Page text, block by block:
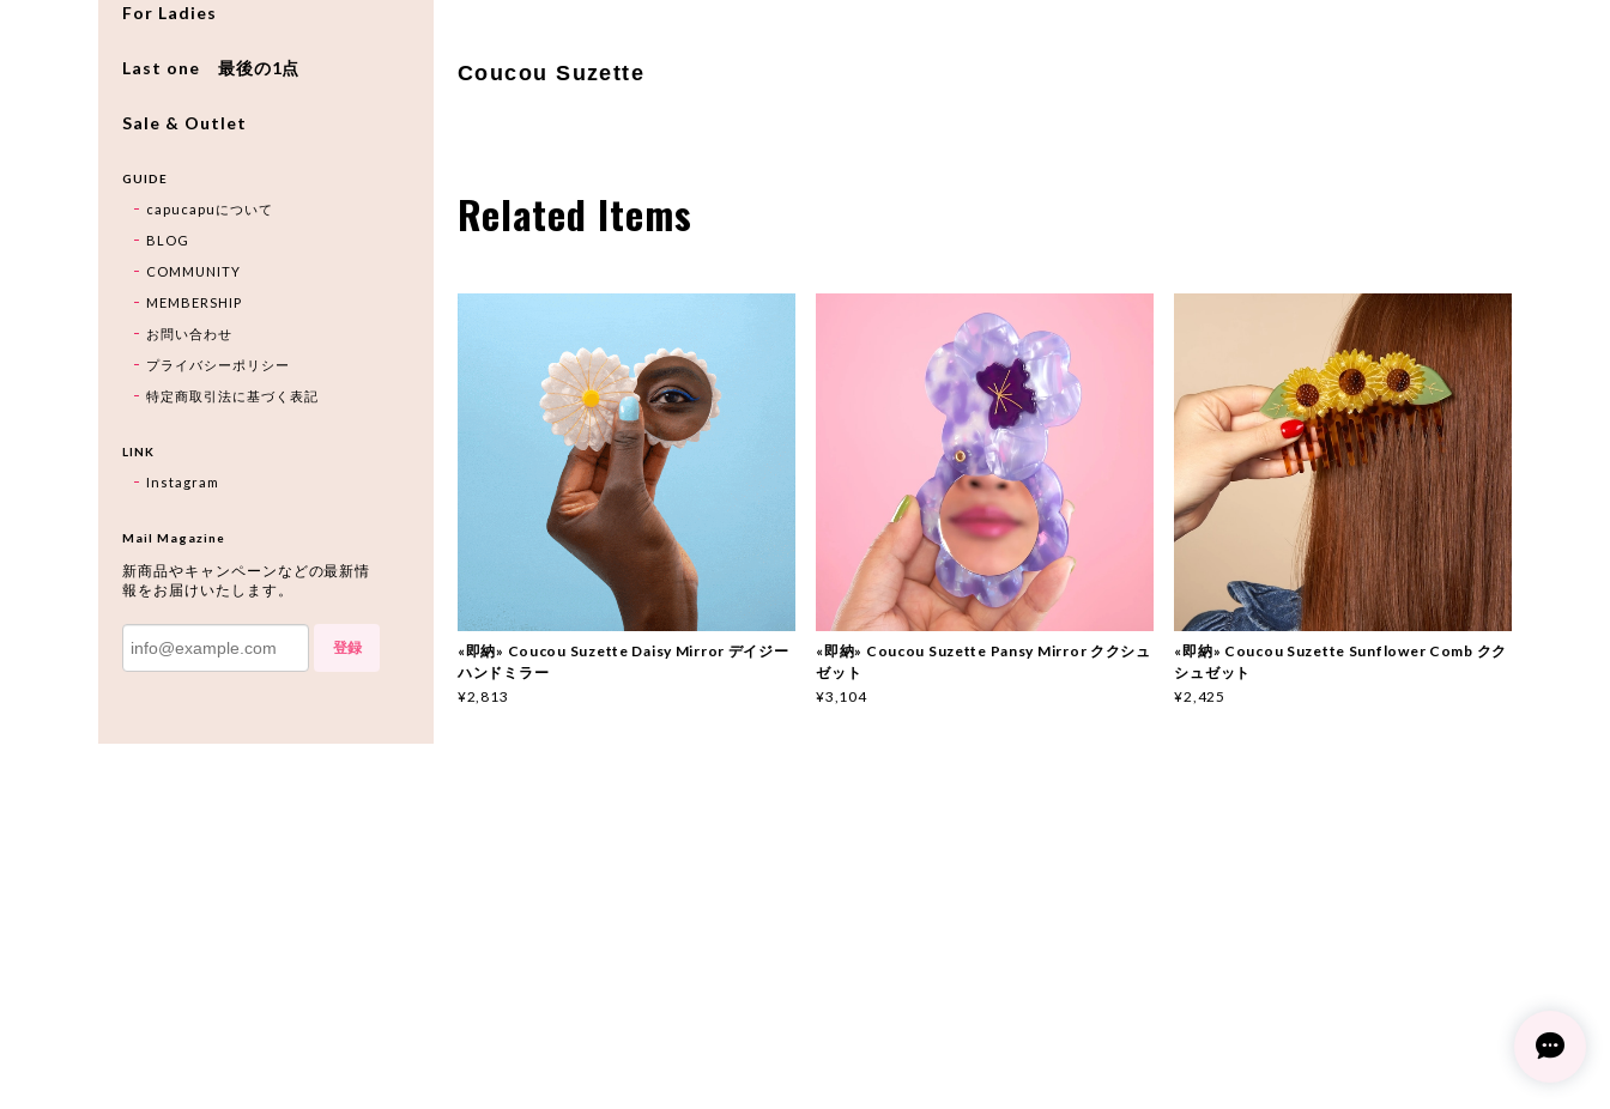
Coucou Suzette
Related Items
«即納» Coucou Suzette Daisy Mirror デイジー
ハンドミラー
¥2,813
«即納» Coucou Suzette Pansy Mirror ククシュ
ゼット
¥3,104
«即納» Coucou Suzette Sunflower Comb クク
シュゼット
¥2,425
For Ladies
Last one 最後の1点
Sale & Outlet
GUIDE
capucapuについて
BLOG
COMMUNITY
MEMBERSHIP
お問い合わせ
プライバシーポリシー
特定商取引法に基づく表記
LINK
Instagram
Mail Magazine
新商品やキャンペーンなどの最新情
報をお届けいたします。
登録